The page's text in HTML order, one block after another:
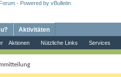
Aktionen Nützliche Links Services
Aktivitäten